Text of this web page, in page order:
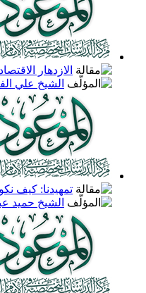
الازدهار
الشيخ علي
تمهيدنا: كيف
الشيخ حميد